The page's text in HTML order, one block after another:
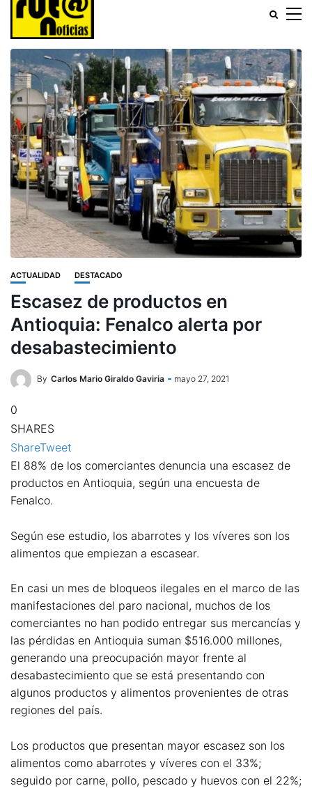
ACTUALIDAD DESTACADO
Escasez de productos en
Antioquia: Fenalco alerta por
desabastecimiento
By Carlos Mario Giraldo Gaviria mayo 27, 2021
0
SHARES
ShareTweet
El 88% de los comerciantes denuncia una escasez de
productos en Antioquia, según una encuesta de
Fenalco.
Según ese estudio, los abarrotes y los víveres son los
alimentos que empiezan a escasear.
En casi un mes de bloqueos ilegales en el marco de las
manifestaciones del paro nacional, muchos de los
comerciantes no han podido entregar sus mercancías y
las pérdidas en Antioquia suman $516.000 millones,
generando una preocupación mayor frente al
desabastecimiento que se está presentando con
algunos productos y alimentos provenientes de otras
regiones del país.
Los productos que presentan mayor escasez son los
alimentos como abarrotes y víveres con el 33%;
seguido por carne, pollo, pescado y huevos con el 22%;